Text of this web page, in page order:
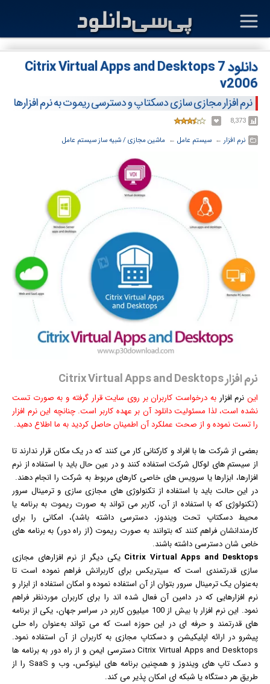
دانلود Citrix Virtual Apps and Desktops 7
v2006
نرم افزار مجازی سازی دسکتاپ و دسترسی ریموت به نرم افزارها
8,373
نرم افزار ← ‏ سیستم عامل ← ‏ ماشین مجازی / شبیه ساز سیستم عامل
نرم افزار Citrix Virtual Apps and Desktops
این نرم افزار به درخواست کاربران بر روی سایت قرار گرفته و به صورت تست
نشده است، لذا مسئولیت دانلود آن بر عهده کاربر است. چنانچه این نرم افزار
را تست نموده و از صحت عملکرد آن اطمینان حاصل کردید به ما اطلاع دهید.
بعضی از شرکت ها با افراد و کارکنانی کار می کنند که در یک مکان قرار ندارند تا
از سیستم های لوکال شرکت استفاده کنند و در عین حال باید با استفاده از نرم
افزارها، ابزارها یا سرویس های خاصی کارهای مربوط به شرکت را انجام دهند.
در این حالت باید با استفاده از تکنولوژی های مجازی سازی و ترمینال سرور
(تکنولوژی که با استفاده از آن، کاربر می تواند به صورت ریموت به برنامه یا
محیطدسکتاپ تحتویندوز، دسترسی داشته باشد)، امکانی را برای
کارمندانشان فراهم کنند که بتوانند به صورت ریموت (از راه دور) به برنامه های
خاص شان دسترسی داشته باشند.
Citrix Virtual Apps and Desktops یکی دیگر از نرم افزارهای مجازی
سازی قدرتمندی است که سیتریکس برای کاربرانش فراهم نموده است تا
به‌عنوان یک ترمینال سرور بتوان از آن استفاده نموده و امکان استفاده از ابزار و
نرم افزارهایی که در دامین آن فعال شده اند را برای کاربران موردنظر فراهم
نمود. این نرم افزار با بیش از 100 میلیون کاربر در سراسر جهان، یکی از برنامه
های قدرتمند و حرفه ای در این حوزه است که می تواند به‌عنوان راه حلی
پیشرو در ارائه اپلیکیشن و دسکتاپ مجازی به کاربران از آن استفاده نمود.
Citrix Virtual Apps and Desktops دسترسی ایمن و از راه دور به برنامه ها
و دسک تاپ های ویندوز و همچنین برنامه های لینوکس، وب و SaaS را از
طریق هر دستگاه یا شبکه ای امکان پذیر می کند.